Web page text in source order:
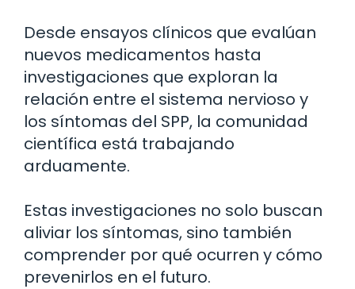
Desde ensayos clínicos que evalúan
nuevos medicamentos hasta
investigaciones que exploran la
relación entre el sistema nervioso y
los síntomas del SPP, la comunidad
científica está trabajando
arduamente.
Estas investigaciones no solo buscan
aliviar los síntomas, sino también
comprender por qué ocurren y cómo
prevenirlos en el futuro.